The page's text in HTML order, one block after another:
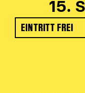
15.
EINTRITT FREI